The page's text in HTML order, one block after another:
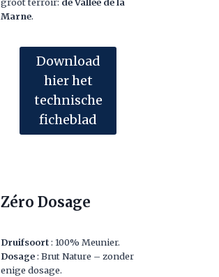
Marne.
Download
hier het
technische
ficheblad
Zéro Dosage
Druifsoort: 100% Meunier.
Dosage: Brut Nature – zonder
enige dosage.